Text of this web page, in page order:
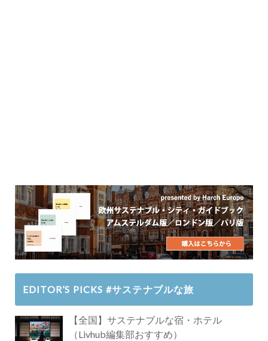
EDITOR’S PICKS #サステナブルな旅
【全国】サステナブルな宿・ホテル
（Livhub編集部おすすめ）